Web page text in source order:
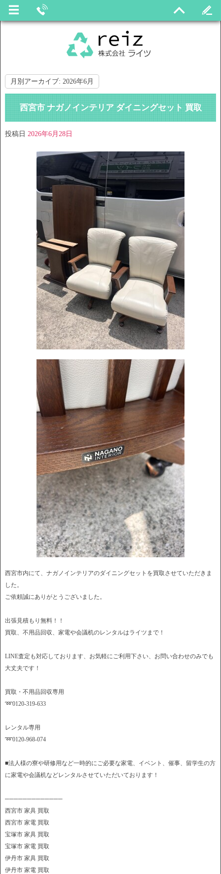
月別アーカイブ: 2026年6月
西宮市 ナガノインテリア ダイニングセット 買取
投稿日 2026年6月28日
西宮市内にて、ナガノインテリアのダイニングセットを買取させていただきま
した。
ご依頼誠にありがとうございました。
出張見積もり無料！！
買取、不用品回収、家電や会議机のレンタルはライツまで！
LINE査定も対応しております、お気軽にご利用下さい、お問い合わせのみでも
大丈夫です！
買取・不用品回収専用
➿0120-319-633
レンタル専用
➿0120-968-074
■法人様の寮や研修用など一時的にご必要な家電、イベント、催事、留学生の方
に家電や会議机などレンタルさせていただいております！
─────────────
西宮市 家具 買取
西宮市 家電 買取
宝塚市 家具 買取
宝塚市 家電 買取
伊丹市 家具 買取
伊丹市 家電 買取